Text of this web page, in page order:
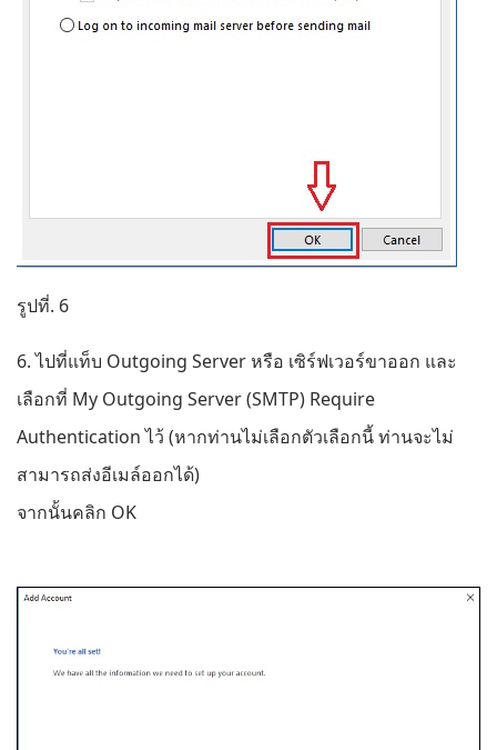
รูปที่. 6
6. ไปที่แท็บ Outgoing Server หรือ เซิร์ฟเวอร์ขาออก และ
เลือกที่ My Outgoing Server (SMTP) Require
Authentication ไว้ (หากท่านไม่เลือกตัวเลือกนี้ ท่านจะไม่
สามารถส่งอีเมล์ออกได้)
จากนั้นคลิก OK